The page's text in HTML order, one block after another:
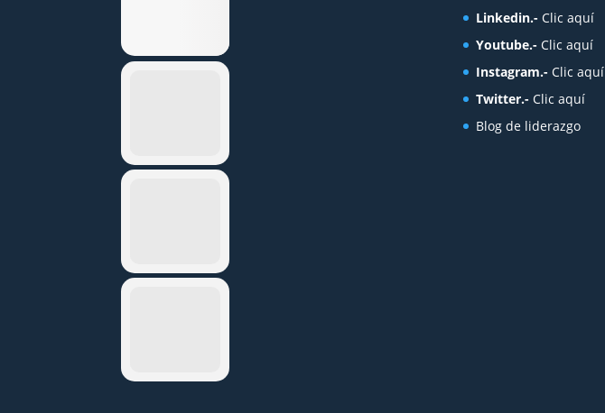
Linkedin.- Clic aquí
Youtube.- Clic aquí
Instagram.- Clic aquí
Twitter.- Clic aquí
Blog de liderazgo